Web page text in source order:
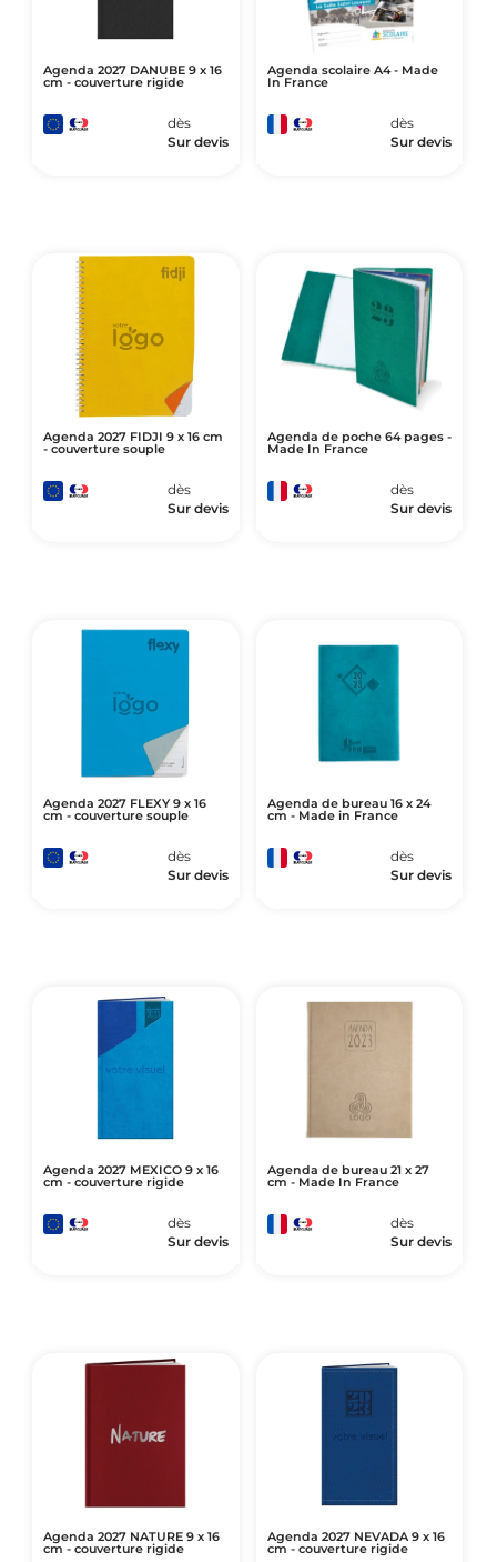
Agenda 2027 DANUBE 9 x 16
cm - couverture rigide
dès
Sur devis
Agenda scolaire A4 - Made
In France
dès
Sur devis
Agenda 2027 FIDJI 9 x 16 cm
- couverture souple
dès
Sur devis
Agenda de poche 64 pages -
Made In France
dès
Sur devis
Agenda 2027 FLEXY 9 x 16
cm - couverture souple
dès
Sur devis
Agenda de bureau 16 x 24
cm - Made in France
dès
Sur devis
Agenda 2027 MEXICO 9 x 16
cm - couverture rigide
dès
Sur devis
Agenda de bureau 21 x 27
cm - Made In France
dès
Sur devis
Agenda 2027 NATURE 9 x 16
cm - couverture rigide
Agenda 2027 NEVADA 9 x 16
cm - couverture rigide